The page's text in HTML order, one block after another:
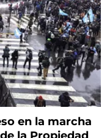
en la marcha